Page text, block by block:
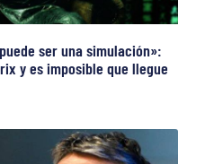
ser una simulación»:
y es imposible que llegue